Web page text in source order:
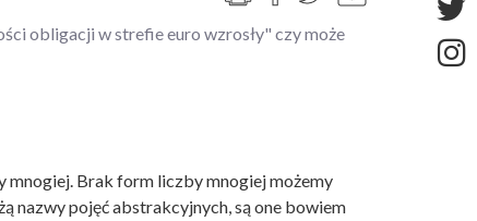
obligacji w strefie euro wzrosły" czy może
Brak form liczby mnogiej możemy
nazwy pojęć abstrakcyjnych, są one bowiem